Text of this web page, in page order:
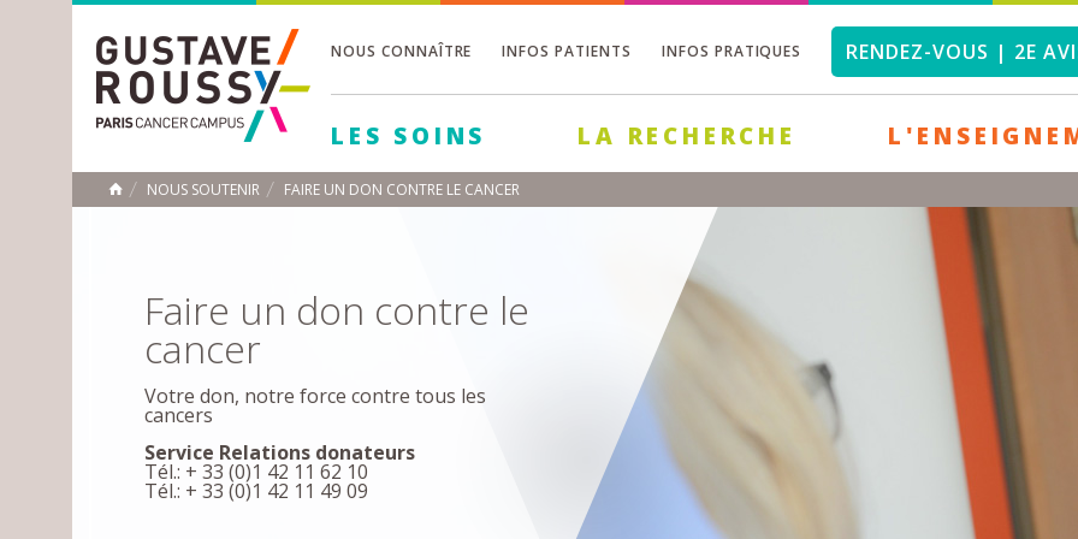
NOUS CONNAÎTRE INFOS PATIENTS INFOS PRATIQUES RENDEZ-VOUS | 2E
LES SOINS LA RECHERCHE
ACCUEIL
NOUS SOUTENIR FAIRE UN DON CONTRE LE CANCER
Faire un don contre le
cancer
Votre don, notre force contre tous les
cancers
Service Relations donateurs
Tél.: + 33 (0)1 42 11 62 10
Tél.: + 33 (0)1 42 11 49 09